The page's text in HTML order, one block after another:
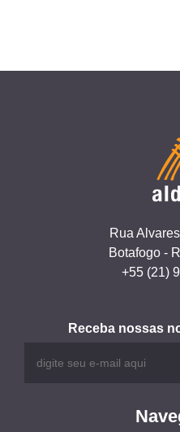
Rua
Botafogo -
+55 (21)
Receba nossas